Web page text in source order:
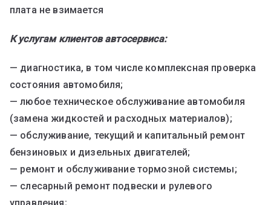
плата не взимается
К услугам клиентов автосервиса:
— диагностика, в том числе комплексная проверка
состояния автомобиля;
— любое техническое обслуживание автомобиля
(замена жидкостей и расходных материалов);
— обслуживание, текущий и капитальный ремонт
бензиновых и дизельных двигателей;
— ремонт и обслуживание тормозной системы;
— слесарный ремонт подвески и рулевого
управления;